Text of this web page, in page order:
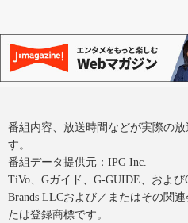
番組内容、放送時間などが実際の
す。
番組データ提供元：IPG Inc.
TiVo、Gガイド、G-GUIDE、およ
Brands LLCおよび／またはその関
たは登録商標です。